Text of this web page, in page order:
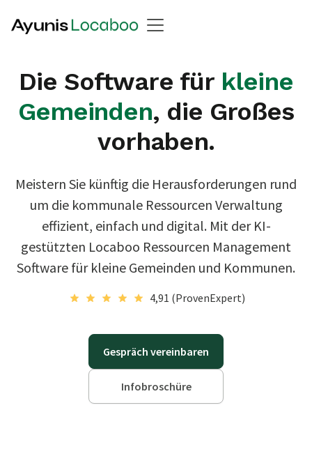
Die Software für kleine
Gemeinden, die Großes
vorhaben.
Meistern Sie künftig die Herausforderungen rund
um die kommunale Ressourcen Verwaltung
effizient, einfach und digital. Mit der KI-
gestützten Locaboo Ressourcen Management
Software für kleine Gemeinden und Kommunen.
4,91 (ProvenExpert)
Gespräch vereinbaren
Infobroschüre